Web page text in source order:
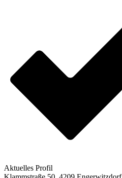
Aktuelles Profil